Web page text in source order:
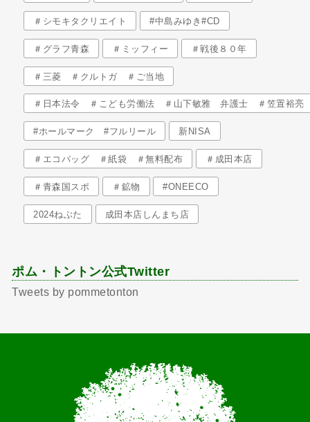
＃シモキタクリエイト #中島みゆき#CD
＃グラフ青森 ＃ミッフィー ＃戦後８０年
＃三菱 ＃クルトガ ＃ご当地
＃日本法令 ＃こども労働法 ＃山下敏雅 弁護士 ＃笠置裕亮
#ホールマーク #フルリール 新NISA
＃エコバッグ ＃紙袋 ＃無料配布 ＃成田本店
＃青森国スポ ＃鉱物 #ONEECO
2024ねぶた 成田本店しんまち店
ポム・トントン公式Twitter
Tweets by pommetonton